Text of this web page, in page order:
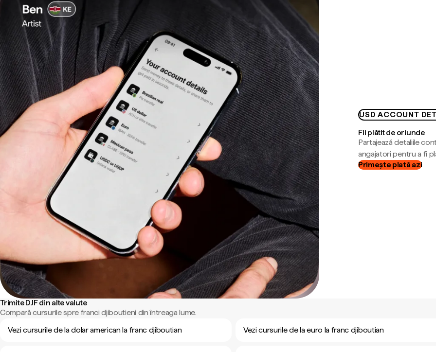
USD ACCOUNT
Fii plătit de oriunde
Partajează detaliile
angajatori pentru a fi
Primește plată azi
Trimite DJF din alte valute
Compară cursurile spre franci djiboutieni din întreaga lume.
Vezi cursurile de la dolar american la franc djiboutian
Vezi cursurile de la euro la franc djiboutian